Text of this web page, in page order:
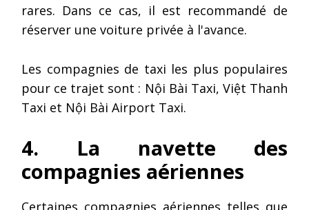
rares. Dans ce cas, il est recommandé de
réserver une voiture privée à l'avance.
Les compagnies de taxi les plus populaires
pour ce trajet sont : Nội Bài Taxi, Việt Thanh
Taxi et Nội Bài Airport Taxi.
4. La navette des
compagnies aériennes